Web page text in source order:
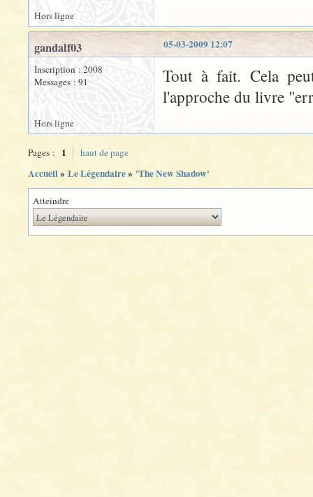
Hors ligne
05-03-2009 12:07
gandalf03
Inscription : 2008
Messages : 91
Tout à fait. Cela
l'approche du livre
Hors ligne
Pages : 1 haut de page
Accueil» Le Légendaire» 'The New Shadow'
Atteindre